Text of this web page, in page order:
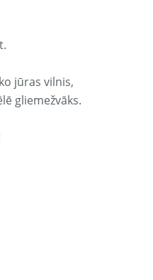
jūras vilnis,
gliemežvāks.